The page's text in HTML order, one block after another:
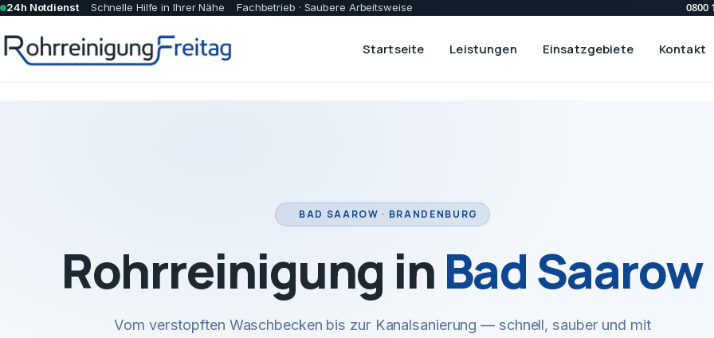
24h Notdienst Schnelle Hilfe in Ihrer Nähe Fachbetrieb · Saubere Arbeitsweise 0800
Startseite Leistungen Einsatzgebiete Kontakt
BAD SAAROW · BRANDENBURG
Rohrreinigung inBad Saarow
Vom verstopften Waschbecken bis zur Kanalsanierung — schnell, sauber und mit